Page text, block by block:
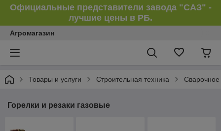
Официальные представители завода "САЗ" -
лучшие цены в РБ.
Агромагазин
Товары и услуги Строительная техника
Горелки и резаки газовые